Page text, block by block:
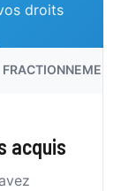
droits
FRACTIONNEMENT
acquis